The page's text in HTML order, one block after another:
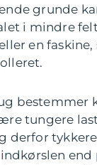
grunde
i mindre
en faskine,
bestemmer
tungere
derfor
end